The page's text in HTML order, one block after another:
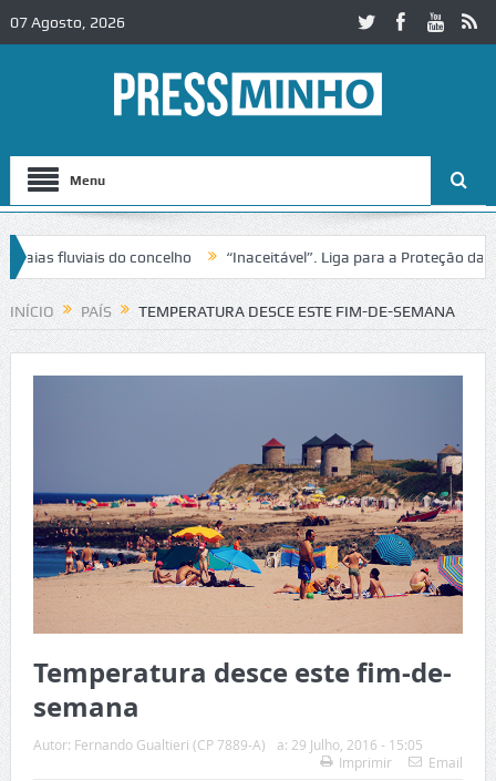
07 Agosto, 2026
Menu
fluviais do concelho “Inaceitável”. Liga para a Proteção da
INÍCIO PAÍS TEMPERATURA DESCE ESTE FIM-DE-SEMANA
Temperatura desce este fim-de-
semana
Autor: Fernando Gualtieri (CP 7889-A) a: 29 Julho, 2016 - 15:05
Imprimir
Email